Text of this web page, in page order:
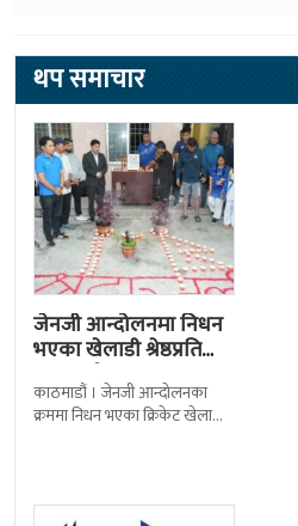
थप समाचार
जेनजी आन्दोलनमा निधन
भएका खेलाडी श्रेष्ठप्रति
श्रद्धाञ्जली
काठमाडौं । जेनजी आन्दोलनका
क्रममा निधन भएका क्रिकेट खेलाडी